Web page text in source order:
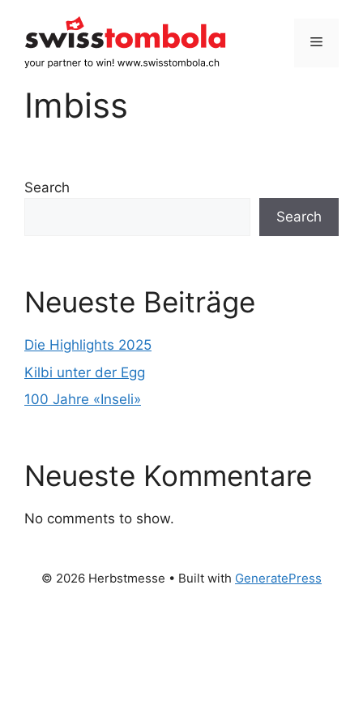
content
Menu
Imbiss
Search
Search
Neueste Beiträge
Die Highlights 2025
Kilbi unter der Egg
100 Jahre «Inseli»
Neueste Kommentare
No comments to show.
© 2026 Herbstmesse • Built with GeneratePress